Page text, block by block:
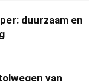
duurzaam en
van